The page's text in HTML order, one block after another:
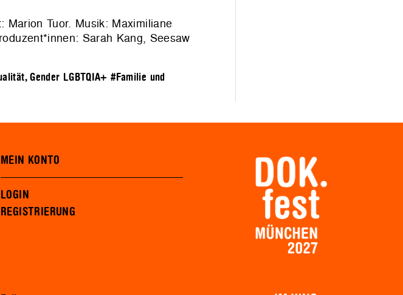
Marion Tuor. Musik: Maximiliane
Sarah Kang, Seesaw
Gender LGBTQIA+ #Familie und
MEIN KONTO
LOGIN
REGISTRIERUNG